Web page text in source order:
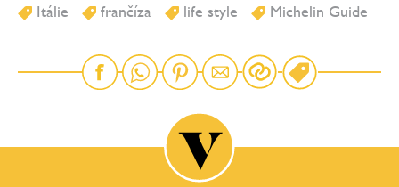
Itálie
frančíza life style Michelin Guide